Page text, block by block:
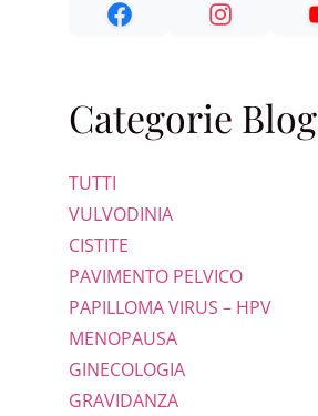
Categorie Blog
TUTTI
VULVODINIA
CISTITE
PAVIMENTO PELVICO
PAPILLOMA VIRUS – HPV
MENOPAUSA
GINECOLOGIA
GRAVIDANZA